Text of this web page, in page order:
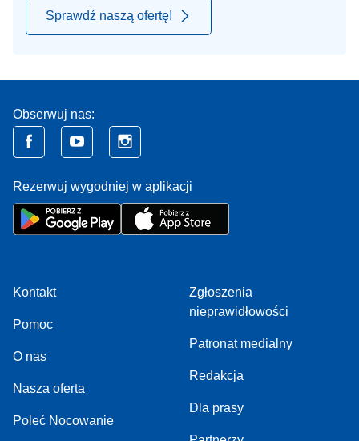
Sprawdź naszą ofertę!
Obserwuj nas:
Rezerwuj wygodniej w aplikacji
Kontakt
Pomoc
O nas
Nasza oferta
Poleć Nocowanie
Zgłoszenia
nieprawidłowości
Patronat medialny
Redakcja
Dla prasy